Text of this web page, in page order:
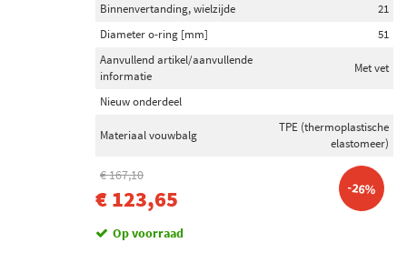
Binnenvertanding, wielzijde
21
Diameter o-ring [mm]
51
Aanvullend artikel/aanvullende
informatie
Met vet
Nieuw onderdeel
Materiaal vouwbalg
TPE (thermoplastische
elastomeer)
€ 167,10
€ 123,65 -26%
Op voorraad